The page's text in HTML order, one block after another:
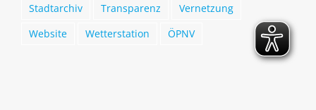
Stadtarchiv
Transparenz
Vernetzung
Website
Wetterstation ÖPNV